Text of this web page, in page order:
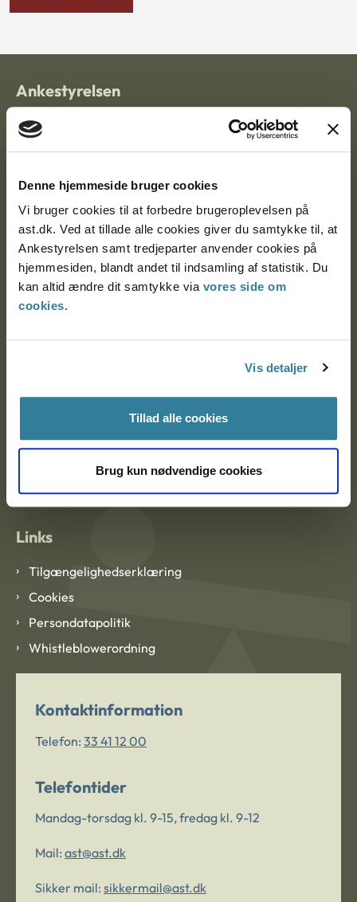
Denne hjemmeside bruger cookies
Vi bruger cookies til at forbedre brugeroplevelsen på
ast.dk. Ved at tillade alle cookies giver du samtykke til, at
Ankestyrelsen samt tredjeparter anvender cookies på
hjemmesiden, blandt andet til indsamling af statistik. Du
kan altid ændre dit samtykke via vores side om
cookies.
Vis detaljer
Tillad alle cookies
Brug kun nødvendige cookies
Ankestyrelsen
Postadresse:
Nytorv 7, 2. sal
Ankestyrelsen Aalborg
Ankestyrelsen København
Om Ankestyrelsen
Links
Tilgængelighedserklæring
Cookies
Persondatapolitik
Whistleblowerordning
Kontaktinformation
Telefon: 33 41 12 00
Telefontider
Mandag-torsdag kl. 9-15, fredag kl. 9-12
Mail: ast@ast.dk
Sikker mail: sikkermail@ast.dk